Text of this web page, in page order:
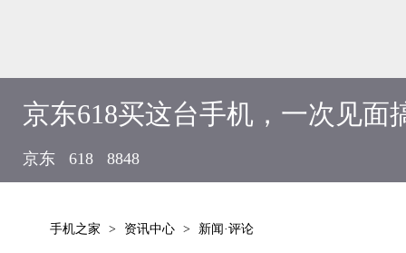
京东618买这台手机，一次见面
京东 618 8848
手机之家 > 资讯中心 > 新闻·评论